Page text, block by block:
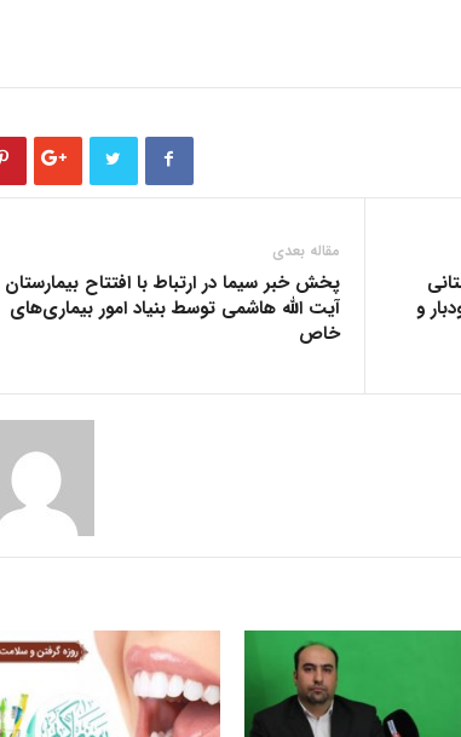
و
مقاله بعدی
پخش خبر سیما در ارتباط با افتتاح بیمارستان
آیت الله هاشمی توسط بنیاد امور بیماری‌های
خاص